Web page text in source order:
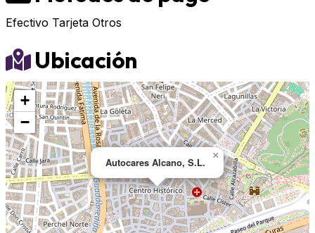
Efectivo Tarjeta Otros
Ubicación
Autocares Alcano, S.L.
×
+
−